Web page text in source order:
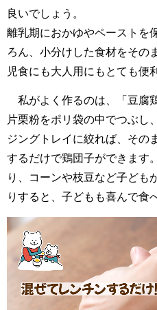
良いでしょう。
離乳期におかゆやペーストを
ろん、小分けした食材をその
児食にも大人用にもとても便
私がよく作るのは、「豆腐
片栗粉をポリ袋の中でつぶし
ジングトレイに絞れば、その
するだけで鶏団子ができます
り、コーンや枝豆など子ども
りすると、子どもも喜んで食
プ